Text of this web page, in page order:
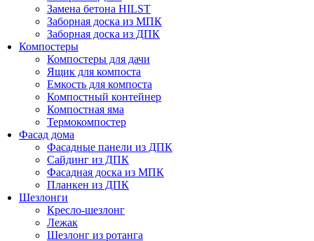
Замена бетона HILST
Заборная доска из МПК
Заборная доска из ДПК
Компостеры
Компостеры для дачи
Ящик для компоста
Емкость для компоста
Компостный контейнер
Компостная яма
Термокомпостер
Фасад дома
Фасадные панели из ДПК
Сайдинг из ДПК
Фасадная доска из МПК
Планкен из ДПК
Шезлонги
Кресло-шезлонг
Лежак
Шезлонг из ротанга